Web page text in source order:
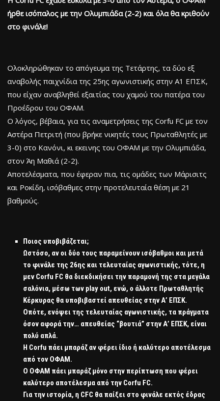
ήρθε ισόπαλος με την Ολυμπιάδα (2-2) και όλα θα κριθούν
στο φινάλε!
Ολοκληρώθηκαν το απόγευμα της Τετάρτης, τα δύο εξ
αναβολής παιχνίδια της 25ης αγωνιστικής στην Α1 ΕΠΣΚ,
που είχαν αναβληθεί εξαιτίας του χαμού του πατέρα του
Προέδρου του ΟΦΑΜ.
Ο λόγος, βέβαια, για τις αναμετρήσεις της Corfu FC με τον
Αστέρα Πετριτή (που βρήκε νικητές τους Πρωταθλητές με
3-0) στο Κανόνι, κι εκεινης του ΟΦΑΜ με την Ολυμπιάδα,
στον Άη Μαθιά (2-2).
Αποτελέσματα, που έφεραν πια, τις ομάδες των Μάρισιτς
και Ροκίδη, ισόβαθμες στην προτελευταία θέση με 21
βαθμούς.
Ποιος υποβιβάζεται;
Ωστόσο, αν οι δύο τους παραμείνουν ισόβαθμοι και μετά
το φινάλε της 26ης και τελευταίας αγωνιστικής, τότε, η
μεν Corfu FC θα διεκδικήσει την παραμονή της στα μεγάλα
σαλόνια, μέσω των play out, ενώ, ο άλλοτε Πρωταθλητής
Κέρκυρας θα υποβιβαστεί απευθείας στην Α’ ΕΠΣΚ.
Οπότε, ενόψει της τελευταίας αγωνιστικής, τα πράγματα
όσον αφορά την… απευθείας “βουτιά” στην Α’ ΕΠΣΚ, είναι
πολύ απλά.
Η Corfu πάει μπαράζ αν φέρει ίδιο ή καλύτερο αποτέλεσμα
από τον ΟΦΑΜ.
Ο ΟΦΑΜ πάει μπαράζ μόνο στην περίπτωση που φέρει
καλύτερο αποτέλεσμα από την Corfu FC.
Για την ιστορία, η CFC θα παίξει στο φινάλε εκτός έδρας